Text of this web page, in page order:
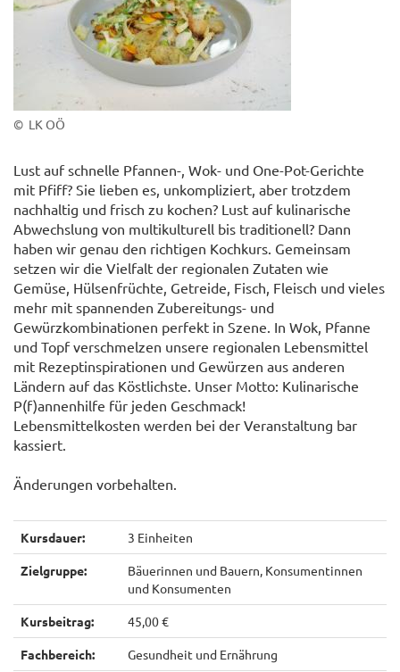
© LK OÖ
Lust auf schnelle Pfannen-, Wok- und One-Pot-Gerichte
mit Pfiff? Sie lieben es, unkompliziert, aber trotzdem
nachhaltig und frisch zu kochen? Lust auf kulinarische
Abwechslung von multikulturell bis traditionell? Dann
haben wir genau den richtigen Kochkurs. Gemeinsam
setzen wir die Vielfalt der regionalen Zutaten wie
Gemüse, Hülsenfrüchte, Getreide, Fisch, Fleisch und vieles
mehr mit spannenden Zubereitungs- und
Gewürzkombinationen perfekt in Szene. In Wok, Pfanne
und Topf verschmelzen unsere regionalen Lebensmittel
mit Rezeptinspirationen und Gewürzen aus anderen
Ländern auf das Köstlichste. Unser Motto: Kulinarische
P(f)annenhilfe für jeden Geschmack!
Lebensmittelkosten werden bei der Veranstaltung bar
kassiert.
Änderungen vorbehalten.
Kursdauer: 3 Einheiten
Zielgruppe:
Bäuerinnen und Bauern, Konsumentinnen
und Konsumenten
Kursbeitrag: 45,00 €
Fachbereich: Gesundheit und Ernährung